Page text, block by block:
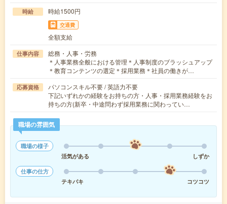
時給 時給1500円
交通費
全額支給
仕事内容
総務・人事・労務
＊人事業務全般における管理＊人事制度のブラッシュアップ
＊教育コンテンツの選定＊採用業務＊社員の働きが…
応募資格
パソコンスキル不要 / 英語力不要
下記いずれかの経験をお持ちの方・人事・採用業務経験をお
持ちの方(新卒・中途問わず採用業務に関わってい…
職場の雰囲気
職場の様子
活気がある
しずか
仕事の仕方
テキパキ
コツコツ